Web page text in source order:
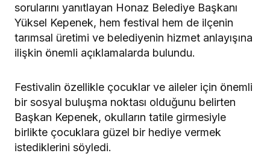
sorularını yanıtlayan Honaz Belediye Başkanı
Yüksel Kepenek, hem festival hem de ilçenin
tarımsal üretimi ve belediyenin hizmet anlayışına
ilişkin önemli açıklamalarda bulundu.
Festivalin özellikle çocuklar ve aileler için önemli
bir sosyal buluşma noktası olduğunu belirten
Başkan Kepenek, okulların tatile girmesiyle
birlikte çocuklara güzel bir hediye vermek
istediklerini söyledi.